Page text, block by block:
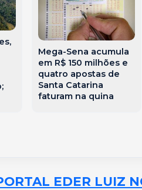
Mega-Sena acumula
em R$ 150 milhões e
quatro apostas de
Santa Catarina
faturam na quina
EDER LUIZ